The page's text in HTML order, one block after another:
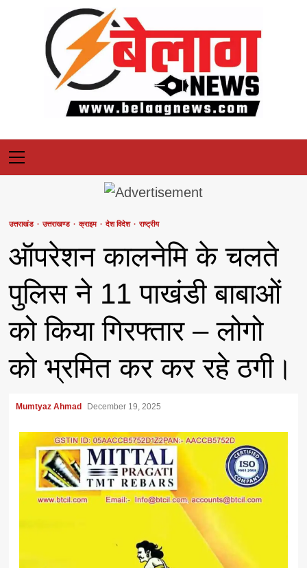
Primary
Menu
उत्तराखंड उत्तराखण्ड क्राइम देश विदेश राष्ट्रीय
ऑपरेशन कालनेमि के चलते
पुलिस ने 11 पाखंडी बाबाओं
को किया गिरफ्तार – लोगो
को भ्रमित कर कर रहे ठगी।
Mumtyaz Ahmad December 19, 2025